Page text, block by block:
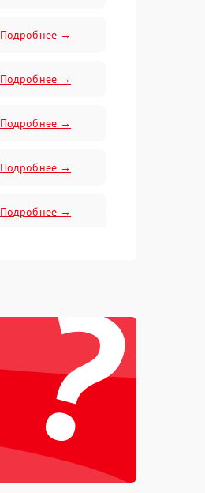
Подробнее →
Подробнее →
Подробнее →
Подробнее →
Подробнее →
?